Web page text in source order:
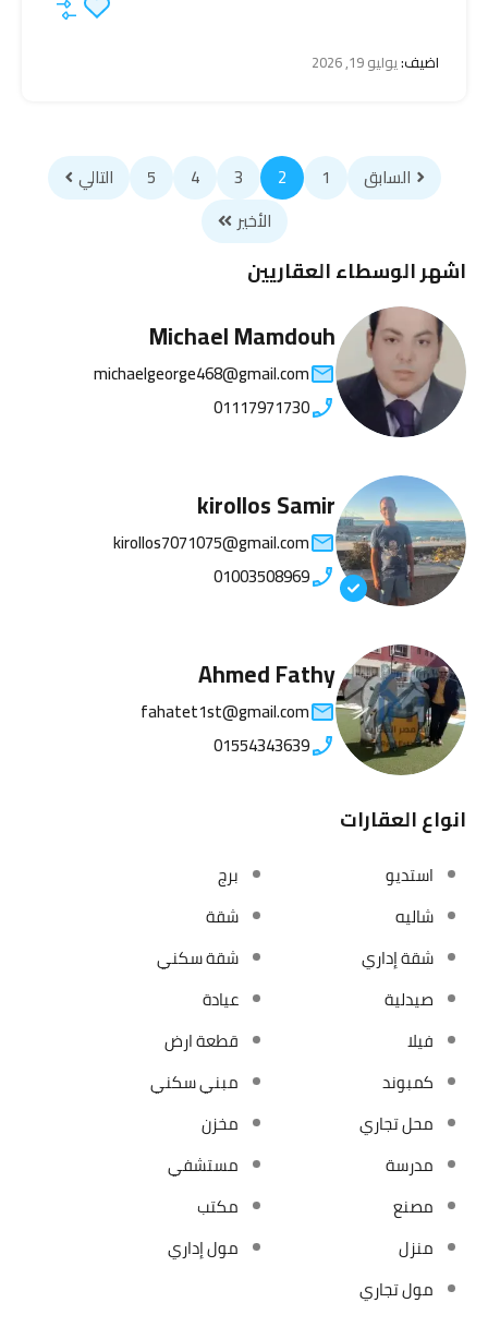
اضيف:يوليو 19, 2026
السابق 1
2
3
4
5
التالي
الأخير
اشهر الوسطاء العقاريين
Michael Mamdouh
michaelgeorge468@gmail.com
01117971730
kirollos Samir
kirollos7071075@gmail.com
01003508969
Ahmed Fathy
fahatet1st@gmail.com
01554343639
انواع العقارات
استديو
برج
شاليه
شقة
شقة إداري
شقة سكني
صيدلية
عيادة
فيلا
قطعة ارض
كمبوند
مبني سكني
محل تجاري
مخزن
مدرسة
مستشفي
مصنع
مكتب
منزل
مول إداري
مول تجاري